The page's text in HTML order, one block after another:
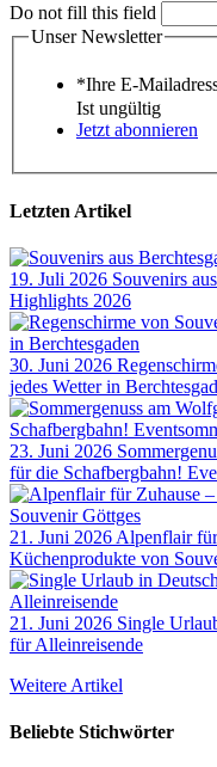
Do not fill this field
Unser Newsletter
*Ihre E-
Ist ungültig
Jetzt abonnieren
Letzten Artikel
19. Juli 2026 Souvenirs
Highlights 2026
30. Juni 2026
jedes Wetter in
23. Juni 2026
für die Schafbergbahn!
21. Juni 2026 Alpenflair
Küchenprodukte von
21. Juni 2026 Single
für Alleinreisende
Weitere Artikel
Beliebte Stichwörter